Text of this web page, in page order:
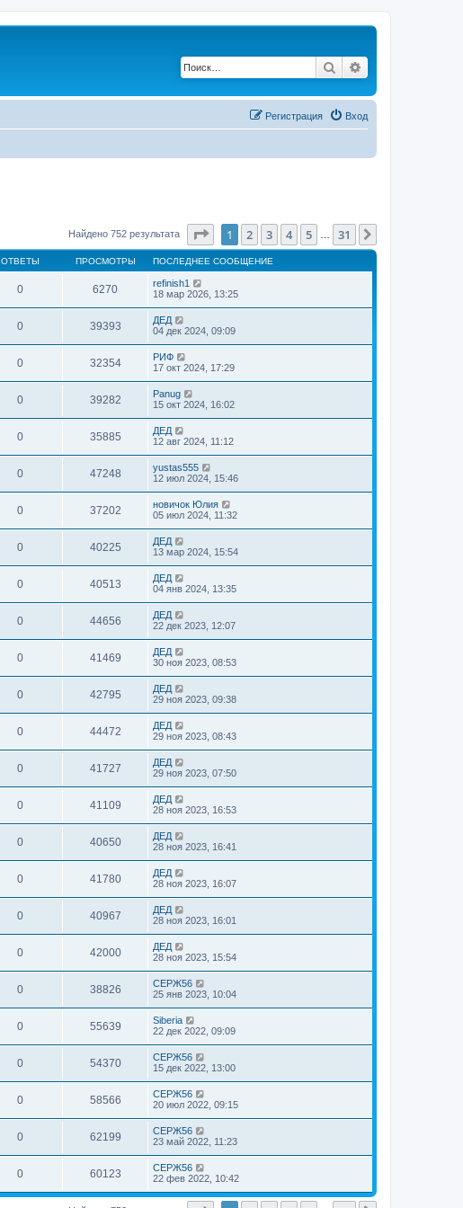
Поиск
Вход
Регистрация
Найдено 752 результата Страница1 из 31
1 2 3 4 5 31
ОТВЕТЫ ПРОСМОТРЫ ПОСЛЕДНЕЕ СООБЩЕНИЕ
0 6270
refinish1
18 мар 2026, 13:25
0 39393
ДЕД
04 дек 2024, 09:09
0 32354
РИФ
17 окт 2024, 17:29
0 39282
Panug
15 окт 2024, 16:02
0 35885
ДЕД
12 авг 2024, 11:12
0 47248
yustas555
12 июл 2024, 15:46
0 37202
новичок Юлия
05 июл 2024, 11:32
0 40225
ДЕД
13 мар 2024, 15:54
0 40513
ДЕД
04 янв 2024, 13:35
0 44656
ДЕД
22 дек 2023, 12:07
0 41469
ДЕД
30 ноя 2023, 08:53
0 42795
ДЕД
29 ноя 2023, 09:38
0 44472
ДЕД
29 ноя 2023, 08:43
0 41727
ДЕД
29 ноя 2023, 07:50
0 41109
ДЕД
28 ноя 2023, 16:53
0 40650
ДЕД
28 ноя 2023, 16:41
0 41780
ДЕД
28 ноя 2023, 16:07
0 40967
ДЕД
28 ноя 2023, 16:01
0 42000
ДЕД
28 ноя 2023, 15:54
0 38826
СЕРЖ56
25 янв 2023, 10:04
0 55639
Siberia
22 дек 2022, 09:09
0 54370
СЕРЖ56
15 дек 2022, 13:00
0 58566
СЕРЖ56
20 июл 2022, 09:15
0 62199
СЕРЖ56
23 май 2022, 11:23
0 60123
СЕРЖ56
22 фев 2022, 10:42